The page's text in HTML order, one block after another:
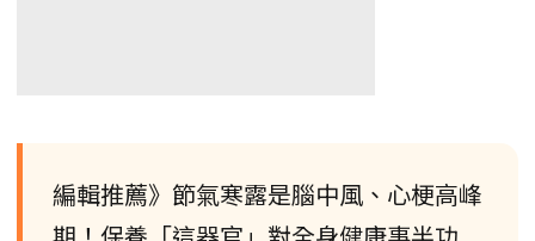
編輯推薦》節氣寒露是腦中風、心梗高峰